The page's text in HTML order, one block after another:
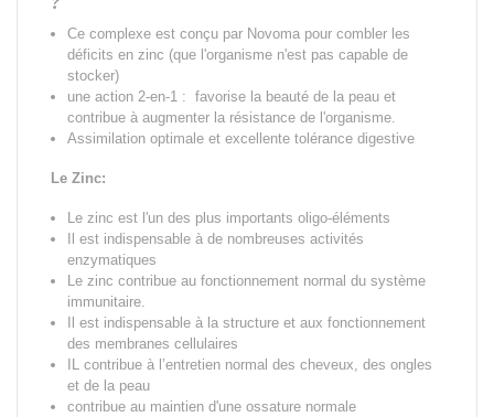
Ce complexe est conçu par Novoma pour combler les
déficits en zinc (que l'organisme n'est pas capable de
stocker)
une action 2-en-1 : favorise la beauté de la peau et
contribue à augmenter la résistance de l'organisme.
Assimilation optimale et excellente tolérance digestive
Le Zinc:
Le zinc est l'un des plus importants oligo-éléments
Il est indispensable à de nombreuses activités
enzymatiques
Le zinc contribue au fonctionnement normal du système
immunitaire.
Il est indispensable à la structure et aux fonctionnement
des membranes cellulaires
IL contribue à l’entretien normal des cheveux, des ongles
et de la peau
contribue au maintien d'une ossature normale